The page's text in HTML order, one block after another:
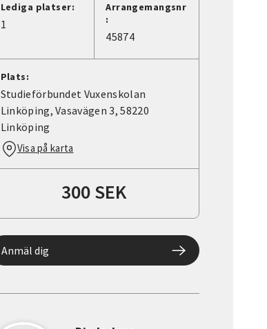
Lediga platser:
1
Arrangemangsnr
:
45874
Plats:
Studieförbundet Vuxenskolan
Linköping, Vasavägen 3, 58220
Linköping
Visa på karta
300 SEK
Anmäl dig